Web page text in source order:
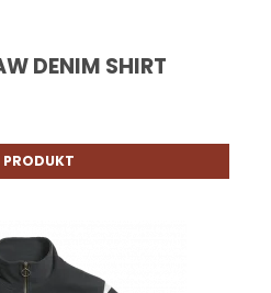
DENIM SHIRT
PRODUKT